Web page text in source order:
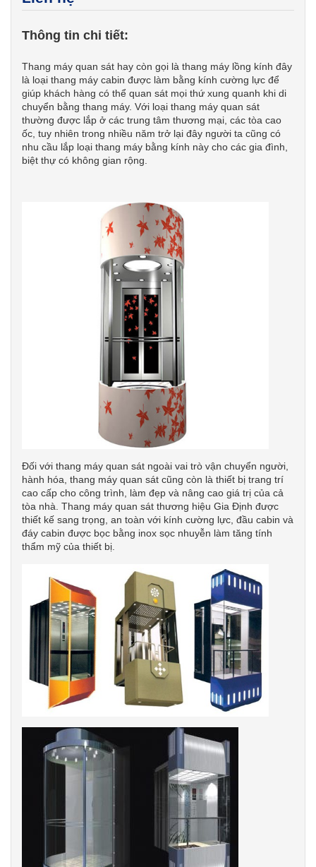
Thông tin chi tiết:
Thang máy quan sát hay còn gọi là thang máy lồng kính đây
là loại thang máy cabin được làm bằng kính cường lực để
giúp khách hàng có thể quan sát mọi thứ xung quanh khi di
chuyển bằng thang máy. Với loại thang máy quan sát
thường được lắp ở các trung tâm thương mại, các tòa cao
ốc, tuy nhiên trong nhiều năm trở lại đây người ta cũng có
nhu cầu lắp loại thang máy bằng kính này cho các gia đình,
biệt thự có không gian rộng.
Đối với thang máy quan sát ngoài vai trò vận chuyển người,
hành hóa, thang máy quan sát cũng còn là thiết bị trang trí
cao cấp cho công trình, làm đẹp và nâng cao giá trị của cả
tòa nhà. Thang máy quan sát thương hiệu Gia Định được
thiết kế sang trọng, an toàn với kính cường lực, đầu cabin và
đáy cabin được bọc bằng inox sọc nhuyễn làm tăng tính
thẩm mỹ của thiết bị.